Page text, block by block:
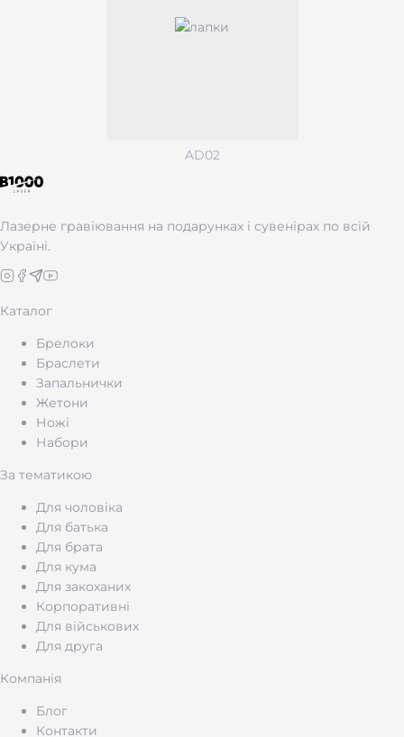
AD02
Лазерне гравіювання на подарунках і сувенірах по всій
Україні.
Каталог
Брелоки
Браслети
Запальнички
Жетони
Ножі
Набори
За тематикою
Для чоловіка
Для батька
Для брата
Для кума
Для закоханих
Корпоративні
Для військових
Для друга
Компанія
Блог
Контакти